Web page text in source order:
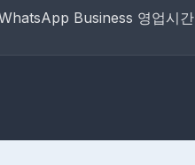
Business 영업시